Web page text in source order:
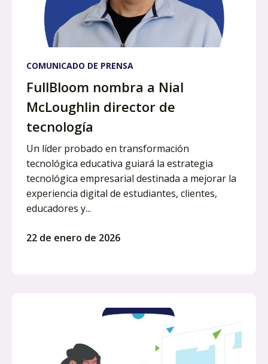
COMUNICADO DE PRENSA
FullBloom nombra a Nial
McLoughlin director de
tecnología
Un líder probado en transformación
tecnológica educativa guiará la estrategia
tecnológica empresarial destinada a mejorar la
experiencia digital de estudiantes, clientes,
educadores y...
22 de enero de 2026